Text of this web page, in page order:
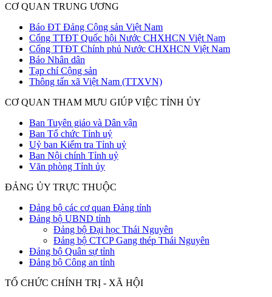
CƠ QUAN TRUNG ƯƠNG
Báo ĐT Đảng Cộng sản Việt Nam
Cổng TTĐT Quốc hội Nước CHXHCN Việt Nam
Cổng TTĐT Chính phủ Nước CHXHCN Việt Nam
Báo Nhân dân
Tạp chí Cộng sản
Thông tấn xã Việt Nam (TTXVN)
CƠ QUAN THAM MƯU GIÚP VIỆC TỈNH ỦY
Ban Tuyên giáo và Dân vận
Ban Tổ chức Tỉnh uỷ
Uỷ ban Kiểm tra Tỉnh uỷ
Ban Nội chính Tỉnh uỷ
Văn phòng Tỉnh ủy
ĐẢNG ỦY TRỰC THUỘC
Đảng bộ các cơ quan Đảng tỉnh
Đảng bộ UBND tỉnh
Đảng bộ Đại học Thái Nguyên
Đảng bộ CTCP Gang thép Thái Nguyên
Đảng bộ Quân sự tỉnh
Đảng bộ Công an tỉnh
TỔ CHỨC CHÍNH TRỊ - XÃ HỘI